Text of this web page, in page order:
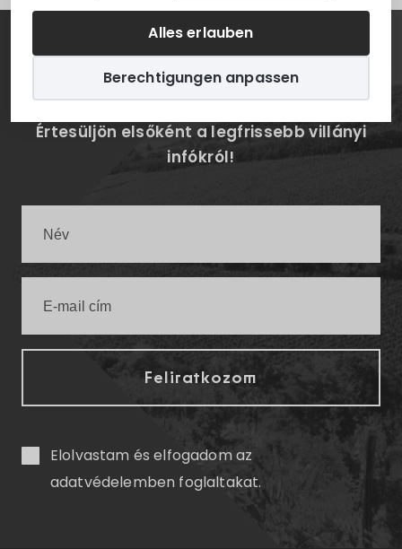
Alles erlauben
Berechtigungen anpassen
Hírlevél
Értesüljön elsőként a legfrissebb villányi
infókról!
Elolvastam és elfogadom az
adatvédelemben foglaltakat.